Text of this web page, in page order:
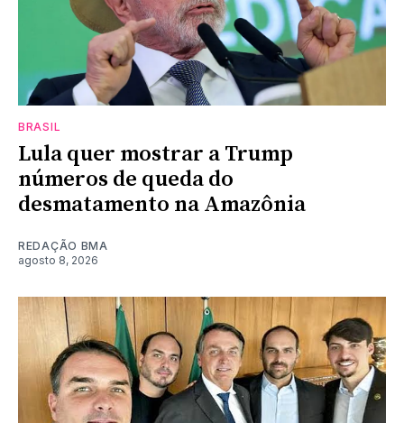
BRASIL
Lula quer mostrar a Trump
números de queda do
desmatamento na Amazônia
REDAÇÃO BMA
agosto 8, 2026